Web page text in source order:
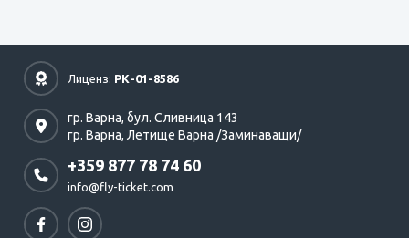
Лиценз: РК-01-8586
гр. Варна, бул. Сливница 143
гр. Варна, Летище Варна /Заминаващи/
+359 877 78 74 60
info@fly-ticket.com